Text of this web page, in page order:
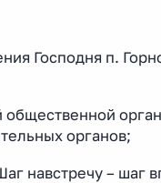
Господня п.
общественной
органов;
навстречу – шаг